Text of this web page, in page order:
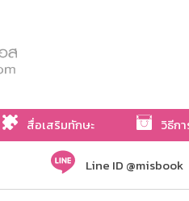
สื่อเสริมทักษะ วิธีก
Line ID @misbook